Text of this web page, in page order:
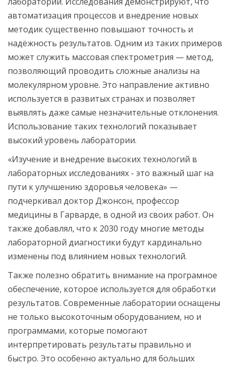
автоматизация процессов и внедрение новых
методик существенно повышают точность и
надёжность результатов. Одним из таких примеров
может служить массовая спектрометрия — метод,
позволяющий проводить сложные анализы на
молекулярном уровне. Это направление активно
используется в развитых странах и позволяет
выявлять даже самые незначительные отклонения.
Использование таких технологий показывает
высокий уровень лаборатории.
«Изучение и внедрение высоких технологий в
лабораторных исследованиях - это важный шаг на
пути к улучшению здоровья человека» —
подчеркивал доктор Джонсон, профессор
медицины в Гарварде, в одной из своих работ. Он
также добавлял, что к 2030 году многие методы
лабораторной диагностики будут кардинально
изменены под влиянием новых технологий.
Также полезно обратить внимание на програмное
обеспечение, которое используется для обработки
результатов. Современные лаборатории оснащены
не только высокоточным оборудованием, но и
программами, которые помогают
интерпретировать результаты правильно и
быстро. Это особенно актуально для больших